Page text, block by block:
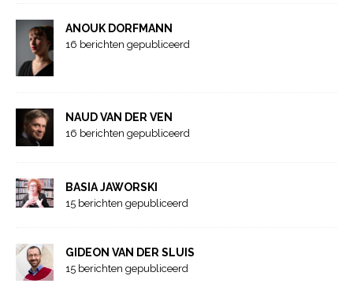
ANOUK DORFMANN
16 berichten gepubliceerd
NAUD VAN DER VEN
16 berichten gepubliceerd
BASIA JAWORSKI
15 berichten gepubliceerd
GIDEON VAN DER SLUIS
15 berichten gepubliceerd